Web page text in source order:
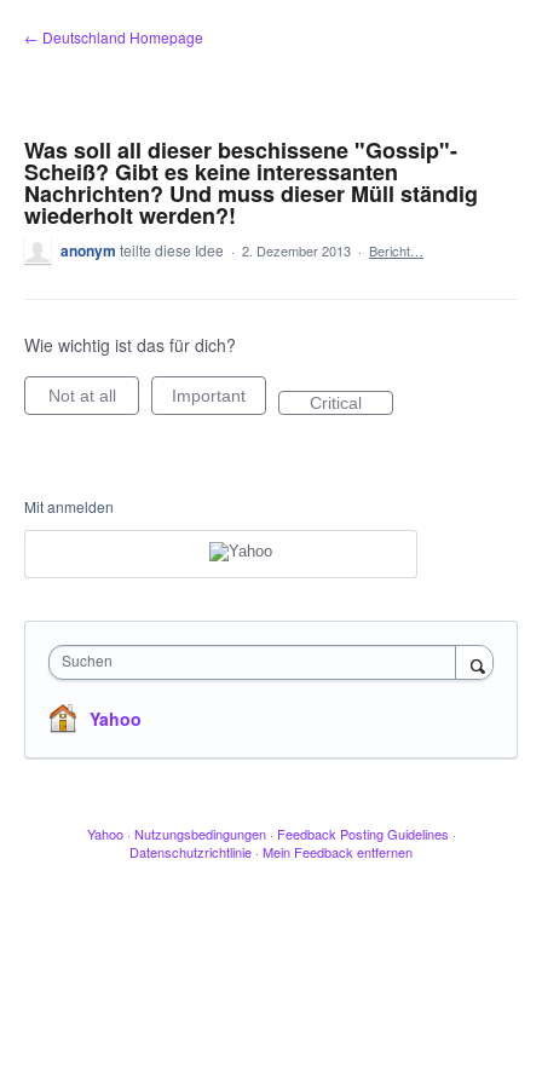
Zum
Inhalt
← Deutschland Homepage
Was soll all dieser beschissene "Gossip"-
Scheiß? Gibt es keine interessanten
Nachrichten? Und muss dieser Müll ständig
wiederholt werden?!
anonym teilte diese Idee · 2. Dezember 2013 · Bericht…
Wie wichtig ist das für dich?
Not at all Important Critical
Mit anmelden
Suchen
Yahoo
Yahoo · Nutzungsbedingungen · Feedback Posting Guidelines ·
Datenschutzrichtlinie · Mein Feedback entfernen